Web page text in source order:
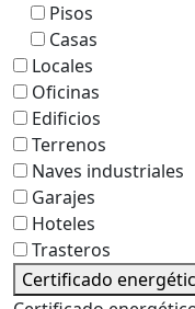
Pisos
Casas
Locales
Oficinas
Edificios
Terrenos
Naves industriales
Garajes
Hoteles
Trasteros
Certificado